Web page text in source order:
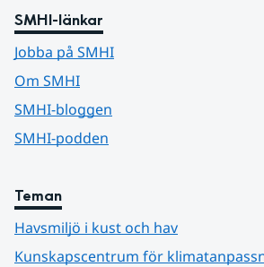
SMHI-länkar
Jobba på SMHI
Om SMHI
SMHI-bloggen
SMHI-podden
Teman
Havsmiljö i kust och hav
Kunskapscentrum för